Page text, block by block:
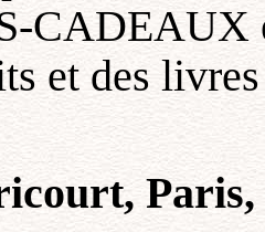
CADEAUX
et des